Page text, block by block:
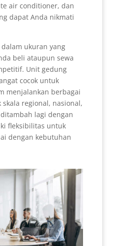
air conditioner, dan
dapat Anda nikmati
ukuran yang
beli ataupun sewa
Unit gedung
cocok untuk
menjalankan berbagai
regional, nasional,
lagi dengan
fleksibilitas untuk
dengan kebutuhan